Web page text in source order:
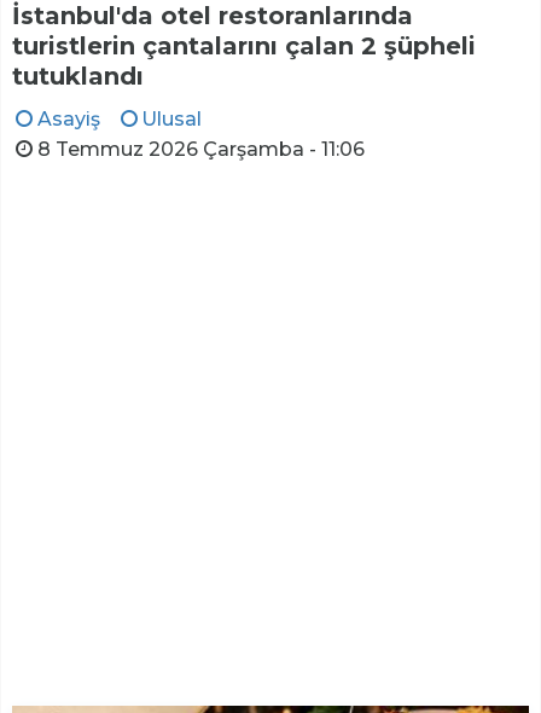
İstanbul'da otel restoranlarında
turistlerin çantalarını çalan 2 şüpheli
tutuklandı
Asayiş
Ulusal
8 Temmuz 2026 Çarşamba - 11:06